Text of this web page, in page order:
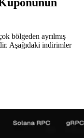
bölgeden ayrılmış
Aşağıdaki indirimler